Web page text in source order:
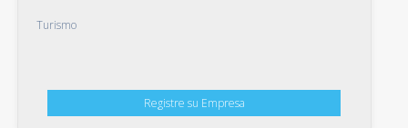
Turismo
Registre su Empresa